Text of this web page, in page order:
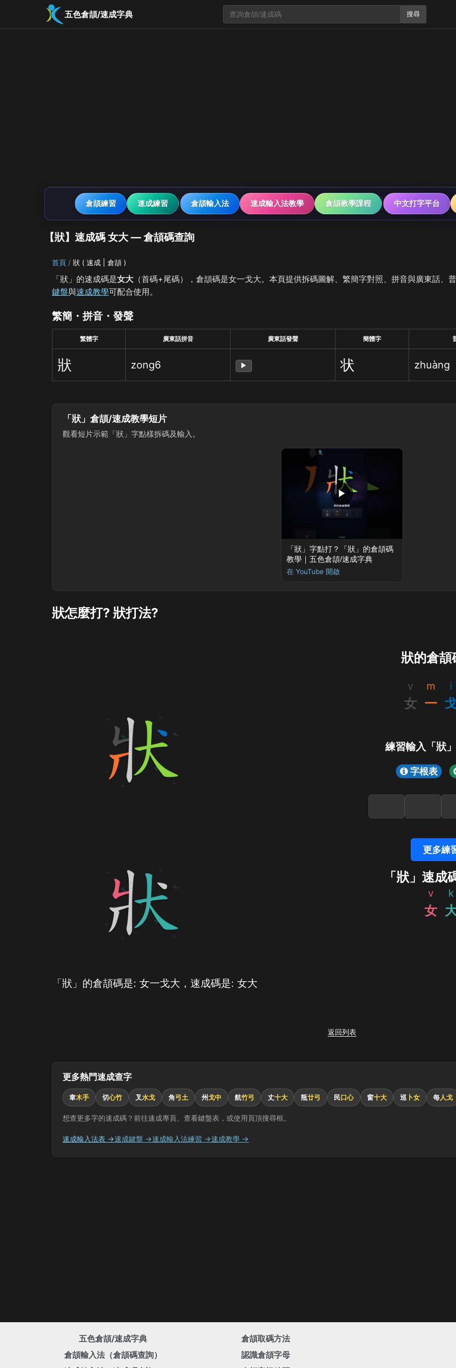
五色倉頡/速成字典 搜尋
倉頡練習 速成練習 倉頡輸入法 速成輸入法教學 倉頡教學課程 中文打字平台
【狀】速成碼 女大 — 倉頡碼查詢
首頁 狀 ( 速成 | 倉頡 )
「狀」的速成碼是女大 （首碼+尾碼），倉頡碼是女一戈大。本頁提供拆碼圖解、繁簡字對照、拼音與廣東話、
鍵盤與速成教學可配合使用。
繁簡・拼音・發聲
繁體字 廣東話拼音 廣東話發聲 簡體字
狀 zong6 ▶ 状 zhuàng
「狀」倉頡/速成教學短片
觀看短片示範「狀」字點樣拆碼及輸入。
▶
「狀」字點打？「狀」的倉頡碼
教學｜五色倉頡/速成字典
在 YouTube 開啟
狀怎麼打? 狀打法?
狀的倉頡
v
女
m
一
i
練習輸入「狀
字根表
更多練
「狀」速成
v
女
k
「狀」的倉頡碼是: 女一戈大，速成碼是: 女大
返回列表
更多熱門速成查字
韋木手 切心竹 叉水戈 角弓土 州戈中 航竹弓 丈十大 瓶廿弓 民口心 窗十大 巡 卜女 每人戈
想查更多字的速成碼？前往速成專頁、查看鍵盤表，或使用頁頂搜尋框。
速成輸入法表 →速成鍵盤 →速成輸入法練習 →速成教學 →
五色倉頡/速成字典
倉頡輸入法（倉頡碼查詢）
倉頡取碼方法
認識倉頡字母